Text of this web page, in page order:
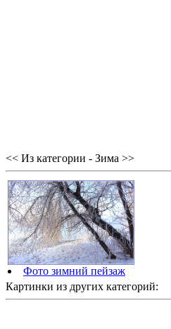
<< Из категории - Зима >>
Фото зимний пейзаж
Картинки из других категорий: